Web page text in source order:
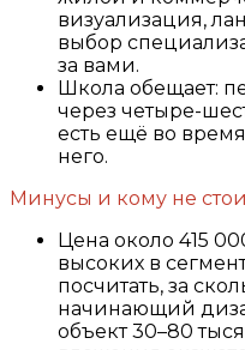
визуализация,
выбор
за вами.
Школа обещает:
через четыре-
есть ещё во
него.
Минусы и кому не
Цена около 415
высоких в
посчитать, за
начинающий
объект 30–80